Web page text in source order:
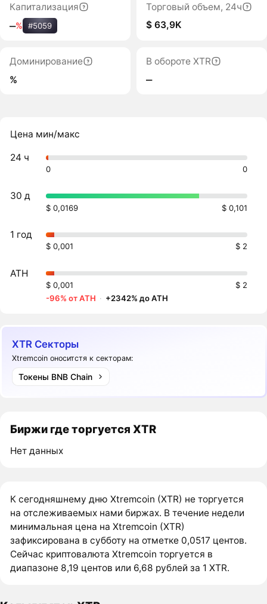
Капитализация
‒% #5059
Торговый объем, 24ч
$ 63,9K
Доминирование
%
В обороте XTR
‒
Цена мин/макс
24 ч
0 0
30 д
$ 0,0169 $ 0,101
1 год
$ 0,001 $ 2
ATH
$ 0,001
$ 2
-96% от ATH · +2342% до ATH
XTR Секторы
Xtremcoin оноситстя к секторам:
Токены BNB Chain
Биржи где торгуется XTR
Нет данных
К сегодняшнему дню Xtremcoin (XTR) не торгуется
на отслеживаемых нами биржах. В течение недели
минимальная цена на Xtremcoin (XTR)
зафиксирована в субботу на отметке 0,0517 центов.
Сейчас криптовалюта Xtremcoin торгуется в
диапазоне 8,19 центов или 6,68 рублей за 1 XTR.